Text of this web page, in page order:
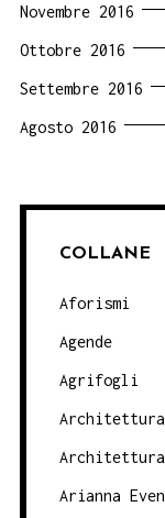
Novembre 2016
Ottobre 2016
Settembre 2016
Agosto 2016
COLLANE
Aforismi
Agende
Agrifogli
Arianna